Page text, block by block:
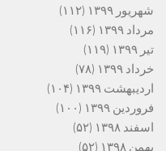
شهریور ۱۳۹۹
(۱۱۲)
مرداد ۱۳۹۹
(۱۱۶)
تیر ۱۳۹۹
(۱۱۹)
خرداد ۱۳۹۹
(۷۸)
اردیبهشت ۱۳۹۹
(۱۰۴)
فروردین ۱۳۹۹
(۱۰۰)
اسفند ۱۳۹۸
(۵۲)
بهمن ۱۳۹۸
(۵۲)